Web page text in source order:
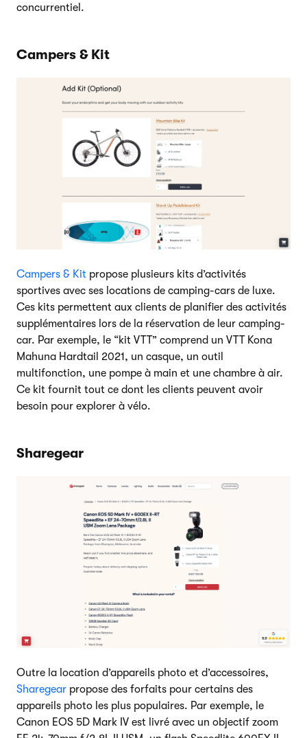
concurrentiel.
Campers & Kit
Campers & Kit propose plusieurs kits d’activités
sportives avec ses locations de camping-cars de luxe.
Ces kits permettent aux clients de planifier des activités
supplémentaires lors de la réservation de leur camping-
car. Par exemple, le “kit VTT” comprend un VTT Kona
Mahuna Hardtail 2021, un casque, un outil
multifonction, une pompe à main et une chambre à air.
Ce kit fournit tout ce dont les clients peuvent avoir
besoin pour explorer à vélo.
Sharegear
Outre la location d’appareils photo et d’accessoires,
Sharegear propose des forfaits pour certains des
appareils photo les plus populaires. Par exemple, le
Canon EOS 5D Mark IV est livré avec un objectif zoom